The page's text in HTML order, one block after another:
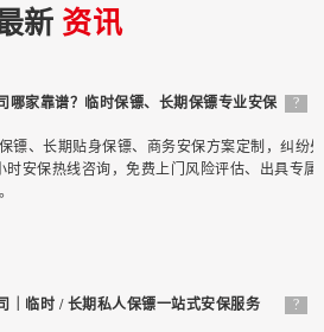
新 资讯
?
哪家靠谱？临时保镖、长期保镖专业安保
镖、长期贴身保镖、商务安保方案定制，纠纷处
时安保热线咨询，免费上门风险评估、出具专属
?
｜临时 / 长期私人保镖一站式安保服务